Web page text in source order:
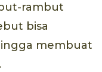
rambut
bisa
membuat